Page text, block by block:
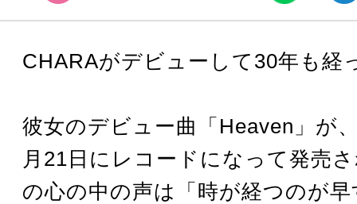
CHARAがデビューして30年も
彼女のデビュー曲「Heaven」が
月21日にレコードになって発売
の心の中の声は「時が経つのが